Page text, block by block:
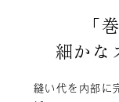
「
細かな
縫い代を内部に